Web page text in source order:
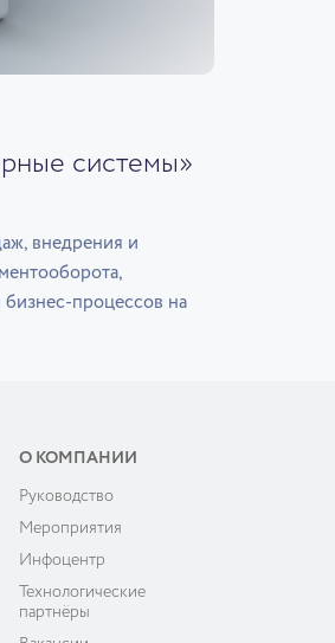
системы»
внедрения и
процессов на
О КОМПАНИИ
Руководство
Мероприятия
Инфоцентр
Технологические
партнёры